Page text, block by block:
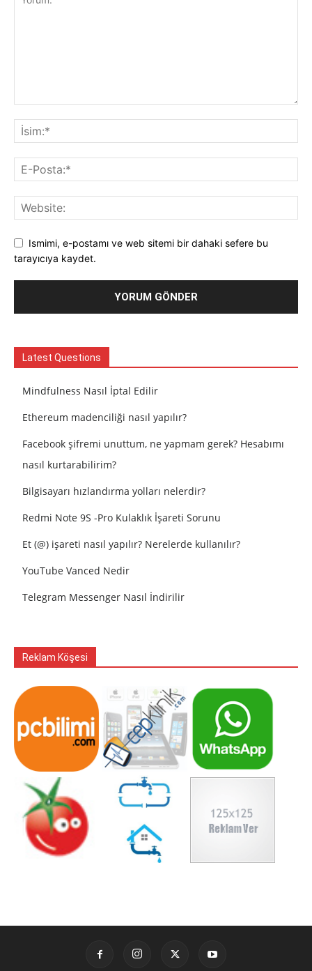
Ismimi, e-postamı ve web sitemi bir dahaki sefere bu
tarayıcıya kaydet.
Latest Questions
Mindfulness Nasıl İptal Edilir
Ethereum madenciliği nasıl yapılır?
Facebook şifremi unuttum, ne yapmam gerek? Hesabımı
nasıl kurtarabilirim?
Bilgisayarı hızlandırma yolları nelerdir?
Redmi Note 9S -Pro Kulaklık İşareti Sorunu
Et (@) işareti nasıl yapılır? Nerelerde kullanılır?
YouTube Vanced Nedir
Telegram Messenger Nasıl İndirilir
Reklam Köşesi